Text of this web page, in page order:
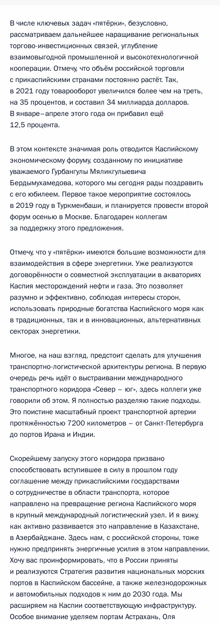
В числе ключевых задач «пятёрки», безусловно,
рассматриваем дальнейшее наращивание региональных
торгово-инвестиционных связей, углубление
взаимовыгодной промышленной и высокотехнологичной
кооперации. Отмечу, что объём российской торговли
с прикаспийскими странами постоянно растёт. Так,
в 2021 году товарооборот увеличился более чем на треть,
на 35 процентов, и составил 34 миллиарда долларов.
В январе–апреле этого года он прибавил ещё
12,5 процента.
В этом контексте значимая роль отводится Каспийскому
экономическому форуму, созданному по инициативе
уважаемого Гурбангулы Мяликгулыевича
Бердымухамедова, которого мы сегодня рады поздравить
с его юбилеем. Первое такое мероприятие состоялось
в 2019 году в Туркменбаши, и планируется провести второй
форум осенью в Москве. Благодарен коллегам
за поддержку этого предложения.
Отмечу, что у «пятёрки» имеются большие возможности для
взаимодействия в сфере энергетики. Уже реализуются
договорённости о совместной эксплуатации в акваториях
Каспия месторождений нефти и газа. Это позволяет
разумно и эффективно, соблюдая интересы сторон,
использовать природные богатства Каспийского моря как
в традиционных, так и в инновационных, альтернативных
секторах энергетики.
Многое, на наш взгляд, предстоит сделать для улучшения
транспортно-логистической архитектуры региона. В первую
очередь речь идёт о выстраивании международного
транспортного коридора «Север – юг», здесь коллеги уже
говорили об этом. Я полностью разделяю такие подходы.
Это поистине масштабный проект транспортной артерии
протяжённостью 7200 километров – от Санкт-Петербурга
до портов Ирана и Индии.
Скорейшему запуску этого коридора призвано
способствовать вступившее в силу в прошлом году
соглашение между прикаспийскими государствами
о сотрудничестве в области транспорта, которое
направлено на превращение региона Каспийского моря
в крупный международный логистический узел. И я вижу,
как активно развивается это направление в Казахстане,
в Азербайджане. Здесь нам, с российской стороны, тоже
нужно предпринять энергичные усилия в этом направлении.
Хочу вас проинформировать, что в России приняты
и реализуются Стратегия развития национальных морских
портов в Каспийском бассейне, а также железнодорожных
и автомобильных подходов к ним до 2030 года. Мы
расширяем на Каспии соответствующую инфраструктуру.
Особое внимание уделяем портам Астрахань, Оля